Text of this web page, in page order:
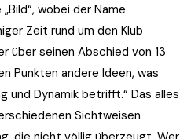
wobei der Name
Zeit rund um den Klub
über seinen Abschied von 13
Punkten andere Ideen, was
und Dynamik betrifft.“ Das alles
Sichtweisen